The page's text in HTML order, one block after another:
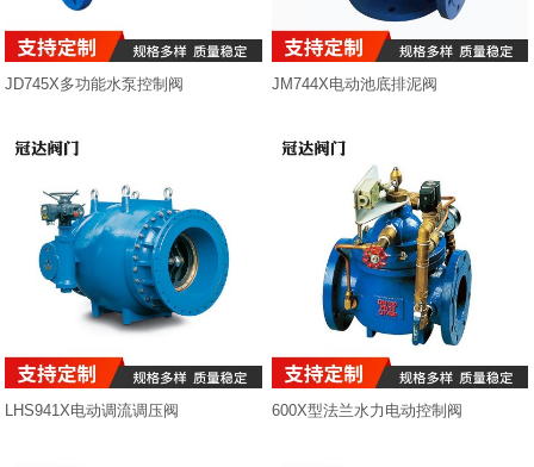
JD745X多功能水泵控制阀 JM744X电动池底排泥阀
LHS941X电动调流调压阀 600X型法兰水力电动控制阀
减压阀
其它阀门
其它石油设备